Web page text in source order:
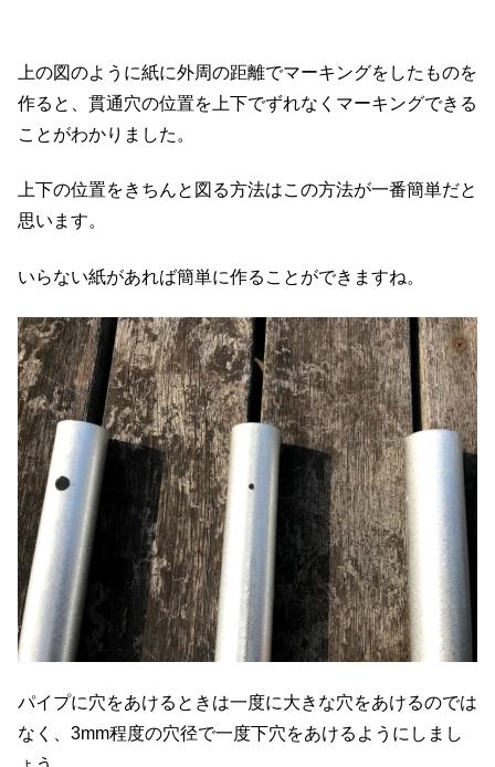
上の図のように紙に外周の距離でマーキングをしたものを
作ると、貫通穴の位置を上下でずれなくマーキングできる
ことがわかりました。
上下の位置をきちんと図る方法はこの方法が一番簡単だと
思います。
いらない紙があれば簡単に作ることができますね。
パイプに穴をあけるときは一度に大きな穴をあけるのでは
なく、3mm程度の穴径で一度下穴をあけるようにしまし